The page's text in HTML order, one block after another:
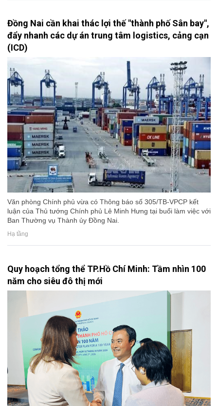
Đồng Nai cần khai thác lợi thế "thành phố Sân bay",
đẩy nhanh các dự án trung tâm logistics, cảng cạn
(ICD)
Văn phòng Chính phủ vừa có Thông báo số 305/TB-VPCP kết
luận của Thủ tướng Chính phủ Lê Minh Hưng tại buổi làm việc với
Ban Thường vụ Thành ủy Đồng Nai.
Hạ tầng
Quy hoạch tổng thể TP.Hồ Chí Minh: Tầm nhìn 100
năm cho siêu đô thị mới